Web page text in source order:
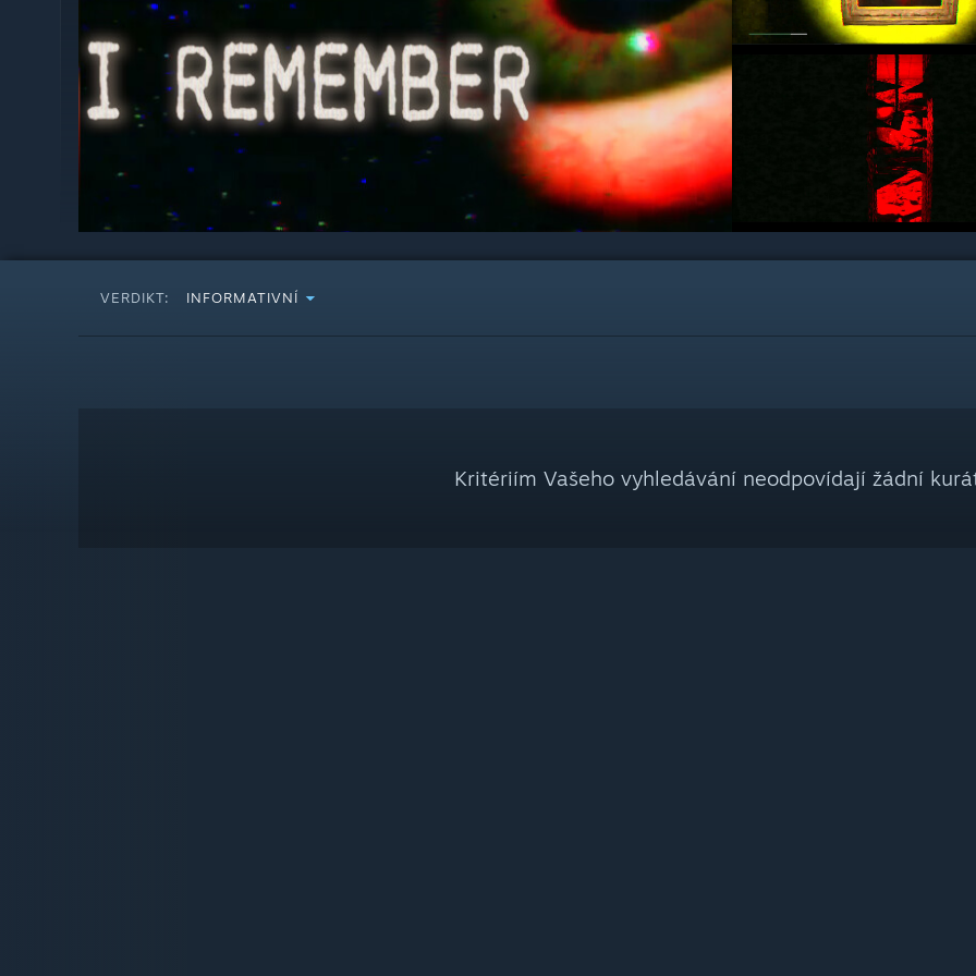
VERDIKT: INFORMATIVNÍ
Kritériím Vašeho vyhledávání neodpovídají žádní